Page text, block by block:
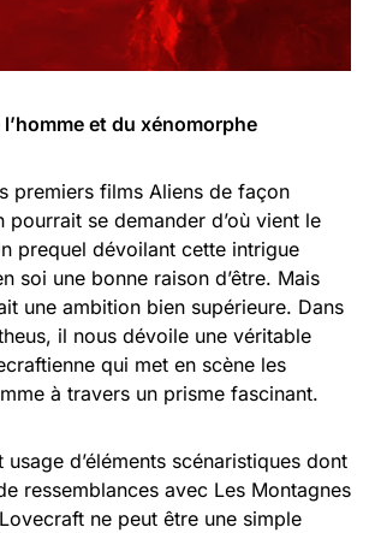
et du xénomorphe
premiers films Aliens de façon
pourrait se demander d’où vient le
prequel dévoilant cette intrigue
soi une bonne raison d’être. Mais
une ambition bien supérieure. Dans
il nous dévoile une véritable
qui met en scène les
à travers un prisme fascinant.
d’éléments scénaristiques dont
ressemblances avec Les Montagnes
ne peut être une simple